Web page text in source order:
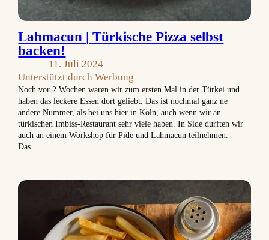
Lahmacun | Türkische Pizza selbst
backen!
11. Juli 2024
Unterstützt durch Werbung
Noch vor 2 Wochen waren wir zum ersten Mal in der Türkei und
haben das leckere Essen dort geliebt. Das ist nochmal ganz ne
andere Nummer, als bei uns hier in Köln, auch wenn wir an
türkischen Imbiss-Restaurant sehr viele haben. In Side durften wir
auch an einem Workshop für Pide und Lahmacun teilnehmen.
Das…